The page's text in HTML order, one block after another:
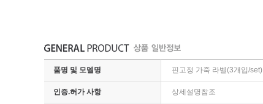
품명 및 모델명 핀고정 가죽 라벨(3개입/set)
인증.허가 사항 상세설명참조